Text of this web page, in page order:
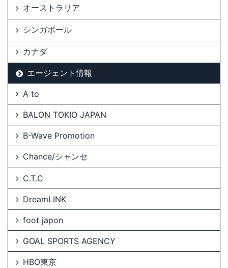
オーストラリア
シンガポール
カナダ
エージェント情報
A to
BALON TOKIO JAPAN
B-Wave Promotion
Chance/シャンセ
C.T.C
DreamLINK
foot japon
GOAL SPORTS AGENCY
HBO東京